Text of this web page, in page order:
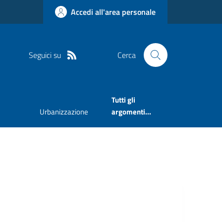
Accedi all'area personale
Seguici su Cerca
Urbanizzazione
Tutti gli
argomenti...